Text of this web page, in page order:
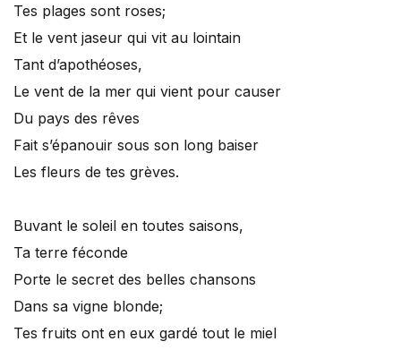
Tes plages sont roses;
Et le vent jaseur qui vit au lointain
Tant d’apothéoses,
Le vent de la mer qui vient pour causer
Du pays des rêves
Fait s’épanouir sous son long baiser
Les fleurs de tes grèves.
Buvant le soleil en toutes saisons,
Ta terre féconde
Porte le secret des belles chansons
Dans sa vigne blonde;
Tes fruits ont en eux gardé tout le miel